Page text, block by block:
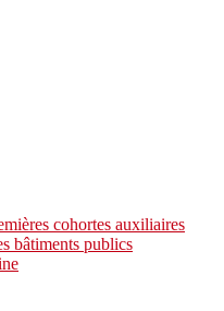
cohortes auxiliaires
bâtiments publics